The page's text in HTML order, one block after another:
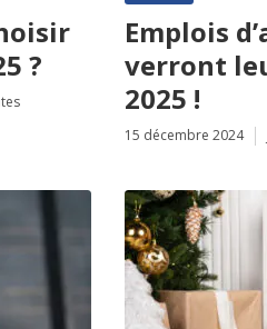
?
Emplois
verront
2025 !
15 décembre 2024